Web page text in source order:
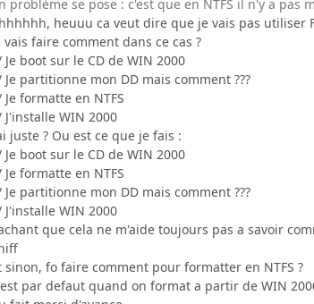
problème se pose : c'est que en NTFS il n'y a
heuuu ca veut dire que je vais pas utiliser
vais faire comment dans ce cas ?
Je boot sur le CD de WIN 2000
Je partitionne mon DD mais comment ???
Je formatte en NTFS
J'installe WIN 2000
juste ? Ou est ce que je fais :
Je boot sur le CD de WIN 2000
Je formatte en NTFS
Je partitionne mon DD mais comment ???
J'installe WIN 2000
que cela ne m'aide toujours pas a savoir
sinon, fo faire comment pour formatter en NTFS ?
par defaut quand on format a partir de WIN